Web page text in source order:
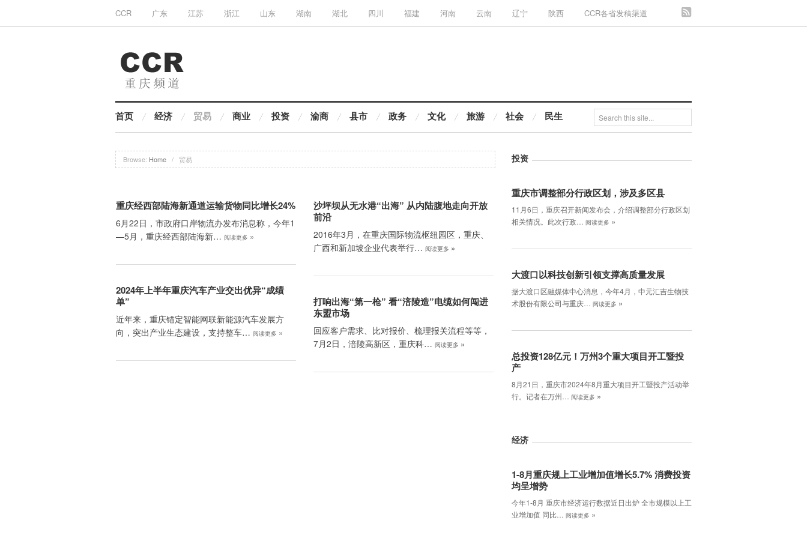
CCR 广东 江苏 浙江 山东 湖南 湖北 四川 福建 河南 云南 辽宁 陕西 CCR各省发稿渠道
首页 经济 贸易 商业 投资 渝商 县市 政务 文化 旅游 社会 民生
Browse: Home / 贸易
重庆经西部陆海新通道运输货物同比增长24%
6月22日，市政府口岸物流办发布消息称，今年1
—5月，重庆经西部陆海新…阅读更多 »
沙坪坝从无水港“出海” 从内陆腹地走向开放
前沿
2016年3月，在重庆国际物流枢纽园区，重庆、
广西和新加坡企业代表举行…阅读更多 »
2024年上半年重庆汽车产业交出优异“成绩
单”
近年来，重庆锚定智能网联新能源汽车发展方
向，突出产业生态建设，支持整车…阅读更多 »
打响出海“第一枪” 看“涪陵造”电缆如何闯进
东盟市场
回应客户需求、比对报价、梳理报关流程等等，
7月2日，涪陵高新区，重庆科…阅读更多 »
投资
重庆市调整部分行政区划，涉及多区县
11月6日，重庆召开新闻发布会，介绍调整部分行政区划
相关情况。此次行政…
阅读更多 »
大渡口以科技创新引领支撑高质量发展
据大渡口区融媒体中心消息，今年4月，中元汇吉生物技
术股份有限公司与重庆…
阅读更多 »
总投资128亿元！万州3个重大项目开工暨投
产
8月21日，重庆市2024年8月重大项目开工暨投产活动举
行。记者在万州…
阅读更多 »
经济
1-8月重庆规上工业增加值增长5.7% 消费投资
均呈增势
今年1-8月 重庆市经济运行数据近日出炉 全市规模以上工
业增加值 同比…
阅读更多 »